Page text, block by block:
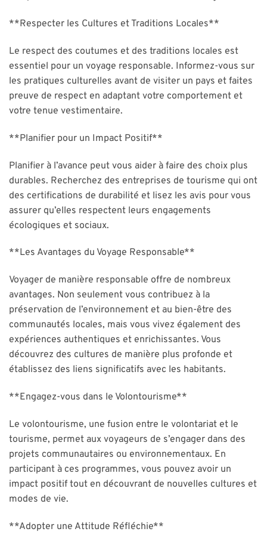
**Respecter les Cultures et Traditions Locales**
Le respect des coutumes et des traditions locales est
essentiel pour un voyage responsable. Informez-vous sur
les pratiques culturelles avant de visiter un pays et faites
preuve de respect en adaptant votre comportement et
votre tenue vestimentaire.
**Planifier pour un Impact Positif**
Planifier à l’avance peut vous aider à faire des choix plus
durables. Recherchez des entreprises de tourisme qui ont
des certifications de durabilité et lisez les avis pour vous
assurer qu’elles respectent leurs engagements
écologiques et sociaux.
**Les Avantages du Voyage Responsable**
Voyager de manière responsable offre de nombreux
avantages. Non seulement vous contribuez à la
préservation de l’environnement et au bien-être des
communautés locales, mais vous vivez également des
expériences authentiques et enrichissantes. Vous
découvrez des cultures de manière plus profonde et
établissez des liens significatifs avec les habitants.
**Engagez-vous dans le Volontourisme**
Le volontourisme, une fusion entre le volontariat et le
tourisme, permet aux voyageurs de s’engager dans des
projets communautaires ou environnementaux. En
participant à ces programmes, vous pouvez avoir un
impact positif tout en découvrant de nouvelles cultures et
modes de vie.
**Adopter une Attitude Réfléchie**